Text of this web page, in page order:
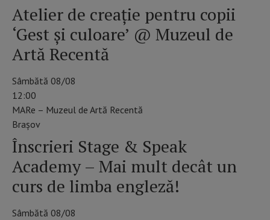
Atelier de creație pentru copii
‘Gest și culoare’ @ Muzeul de
Artă Recentă
Sâmbătă 08/08
12:00
MARe – Muzeul de Artă Recentă
Braşov
Înscrieri Stage & Speak
Academy – Mai mult decât un
curs de limba engleză!
Sâmbătă 08/08